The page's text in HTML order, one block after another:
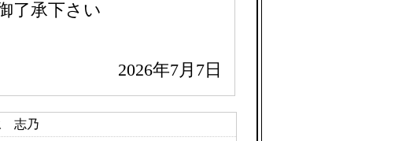
了承下さい
2026年7月7日
志乃